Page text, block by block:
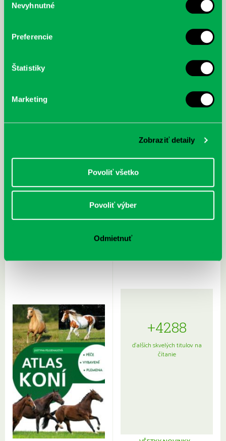
súhlasu
Nevyhnutné
Preferencie
Štatistiky
Marketing
Zobraziť detaily
Povoliť všetko
Povoliť výber
Odmietnuť
McGrath, Andy: Tadej Pogačar:
nezastaviteľný
Sprievodca po hviezdnej oblohe
kompletný sprievodca
+4288
ďalších skvelých titulov na
čítanie